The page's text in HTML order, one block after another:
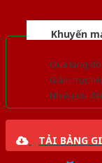
Khuyến
Quà tặng
Giảm trực
Nhiều ưu
TẢI BẢNG